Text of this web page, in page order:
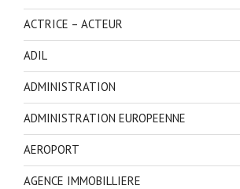
ACTRICE – ACTEUR
ADIL
ADMINISTRATION
ADMINISTRATION EUROPEENNE
AEROPORT
AGENCE IMMOBILLIERE